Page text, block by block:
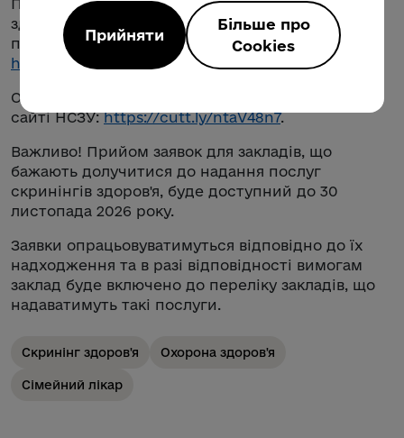
Подати заявку щодо проведення скринінгу
здоров'я для осіб віком від 40 років, можна
перейшовши за цим посиланням
https://smarttender.biz/
.
Оголошення про прийом заявок розміщено на
сайті НСЗУ:https://cutt.ly/ntaV48n7.
Важливо! Прийом заявок для закладів, що
бажають долучитися до надання послуг
скринінгів здоров'я, буде доступний до 30
листопада 2026 року.
Заявки опрацьовуватимуться відповідно до їх
надходження та в разі відповідності вимогам
заклад буде включено до переліку закладів, що
надаватимуть такі послуги.
Скринінг здоров'я Охорона здоров'я
Сімейний лікар
Прийняти
Більше про
Cookies